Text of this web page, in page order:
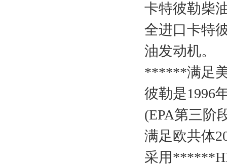
卡特彼勒柴
全进口卡特
油发动机。
******满足美
彼勒是1996
(EPA第三阶
满足欧共体
采用